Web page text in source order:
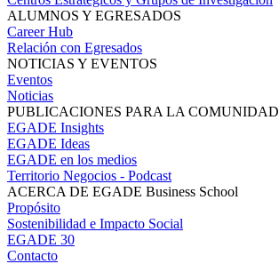
ALUMNOS Y EGRESADOS
Career Hub
Relación con Egresados
NOTICIAS Y EVENTOS
Eventos
Noticias
PUBLICACIONES PARA LA COMUNIDAD
EGADE Insights
EGADE Ideas
EGADE en los medios
Territorio Negocios - Podcast
ACERCA DE EGADE Business School
Propósito
Sostenibilidad e Impacto Social
EGADE 30
Contacto